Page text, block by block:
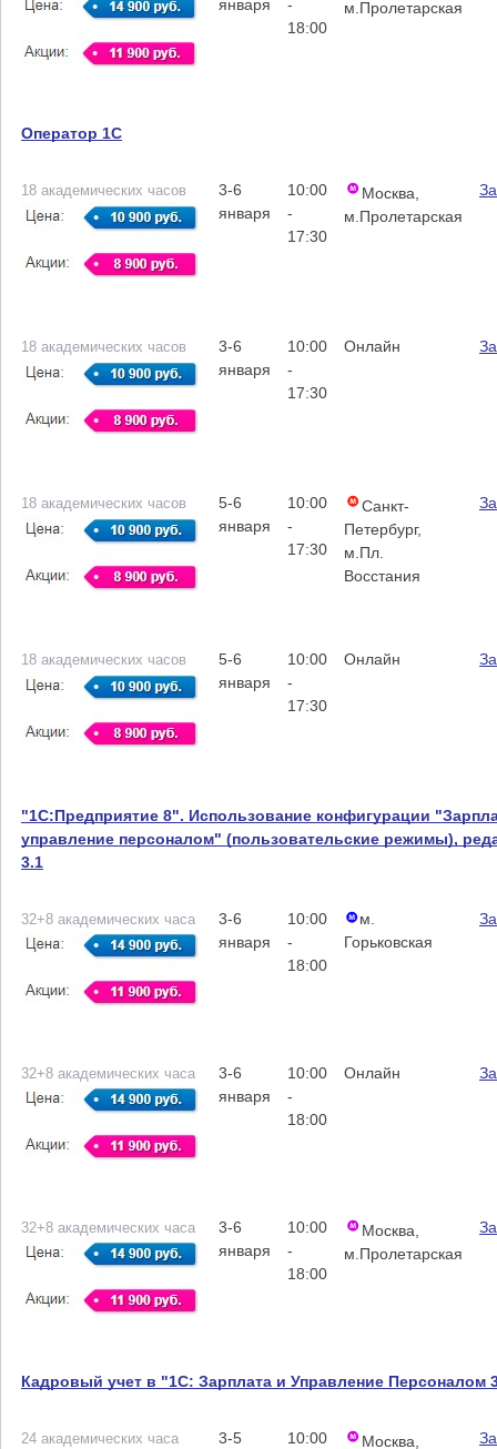
января
-
18:00
м.Пролетарская
Оператор 1С
18 академических часов
3-6
января
10:00
-
17:30
Москва,
м.Пролетарская
18 академических часов
3-6
января
10:00
-
17:30
Онлайн
18 академических часов
5-6
января
10:00
-
17:30
Санкт-
Петербург,
м.Пл.
Восстания
18 академических часов
5-6
января
10:00
-
17:30
Онлайн
"1С:Предприятие 8". Использование конфигурации
управление персоналом" (пользовательские режимы),
3.1
32+8 академических часа
3-6
января
10:00
-
18:00
м.
Горьковская
32+8 академических часа
3-6
января
10:00
-
18:00
Онлайн
32+8 академических часа
3-6
января
10:00
-
18:00
Москва,
м.Пролетарская
Кадровый учет в "1С: Зарплата и Управление Персоналом
24 академических часа 3-5 10:00 Москва,